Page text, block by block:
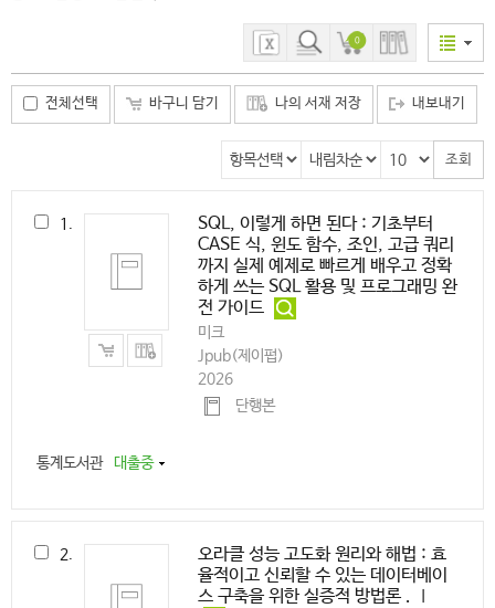
0
전체선택 바구니 담기 나의 서재 저장 내보내기
1.
SQL, 이렇게 하면 된다 : 기초부터
CASE 식, 윈도 함수, 조인, 고급 쿼리
까지 실제 예제로 빠르게 배우고 정확
하게 쓰는 SQL 활용 및 프로그래밍 완
전 가이드
미크
Jpub(제이펍)
2026
단행본
통계도서관 대출중
2.
오라클 성능 고도화 원리와 해법 : 효
율적이고 신뢰할 수 있는 데이터베이
스 구축을 위한 실증적 방법론 . Ⅰ